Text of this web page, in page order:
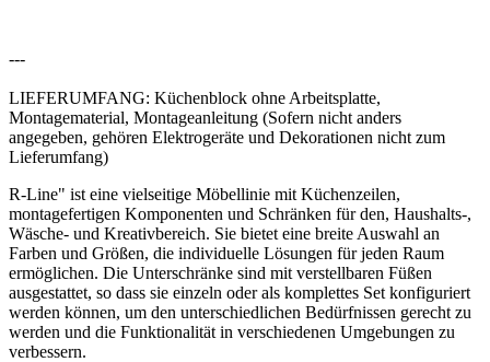
---
LIEFERUMFANG: Küchenblock ohne Arbeitsplatte,
Montagematerial, Montageanleitung (Sofern nicht anders
angegeben, gehören Elektrogeräte und Dekorationen nicht zum
Lieferumfang)
R-Line" ist eine vielseitige Möbellinie mit Küchenzeilen,
montagefertigen Komponenten und Schränken für den, Haushalts-,
Wäsche- und Kreativbereich. Sie bietet eine breite Auswahl an
Farben und Größen, die individuelle Lösungen für jeden Raum
ermöglichen. Die Unterschränke sind mit verstellbaren Füßen
ausgestattet, so dass sie einzeln oder als komplettes Set konfiguriert
werden können, um den unterschiedlichen Bedürfnissen gerecht zu
werden und die Funktionalität in verschiedenen Umgebungen zu
verbessern.